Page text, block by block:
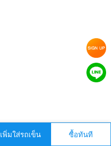
เพิ่มใส่รถเข็น ซื้อทันที